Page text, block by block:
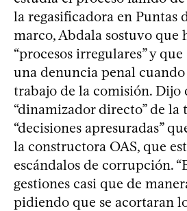
la regasificadora en Puntas
marco, Abdala sostuvo que
“procesos irregulares” y
una denuncia penal
trabajo de la comisión. Dijo
“dinamizador directo” de la
“decisiones apresuradas”
la constructora OAS, que
escándalos de corrupción.
gestiones casi que de
pidiendo que se acortaran